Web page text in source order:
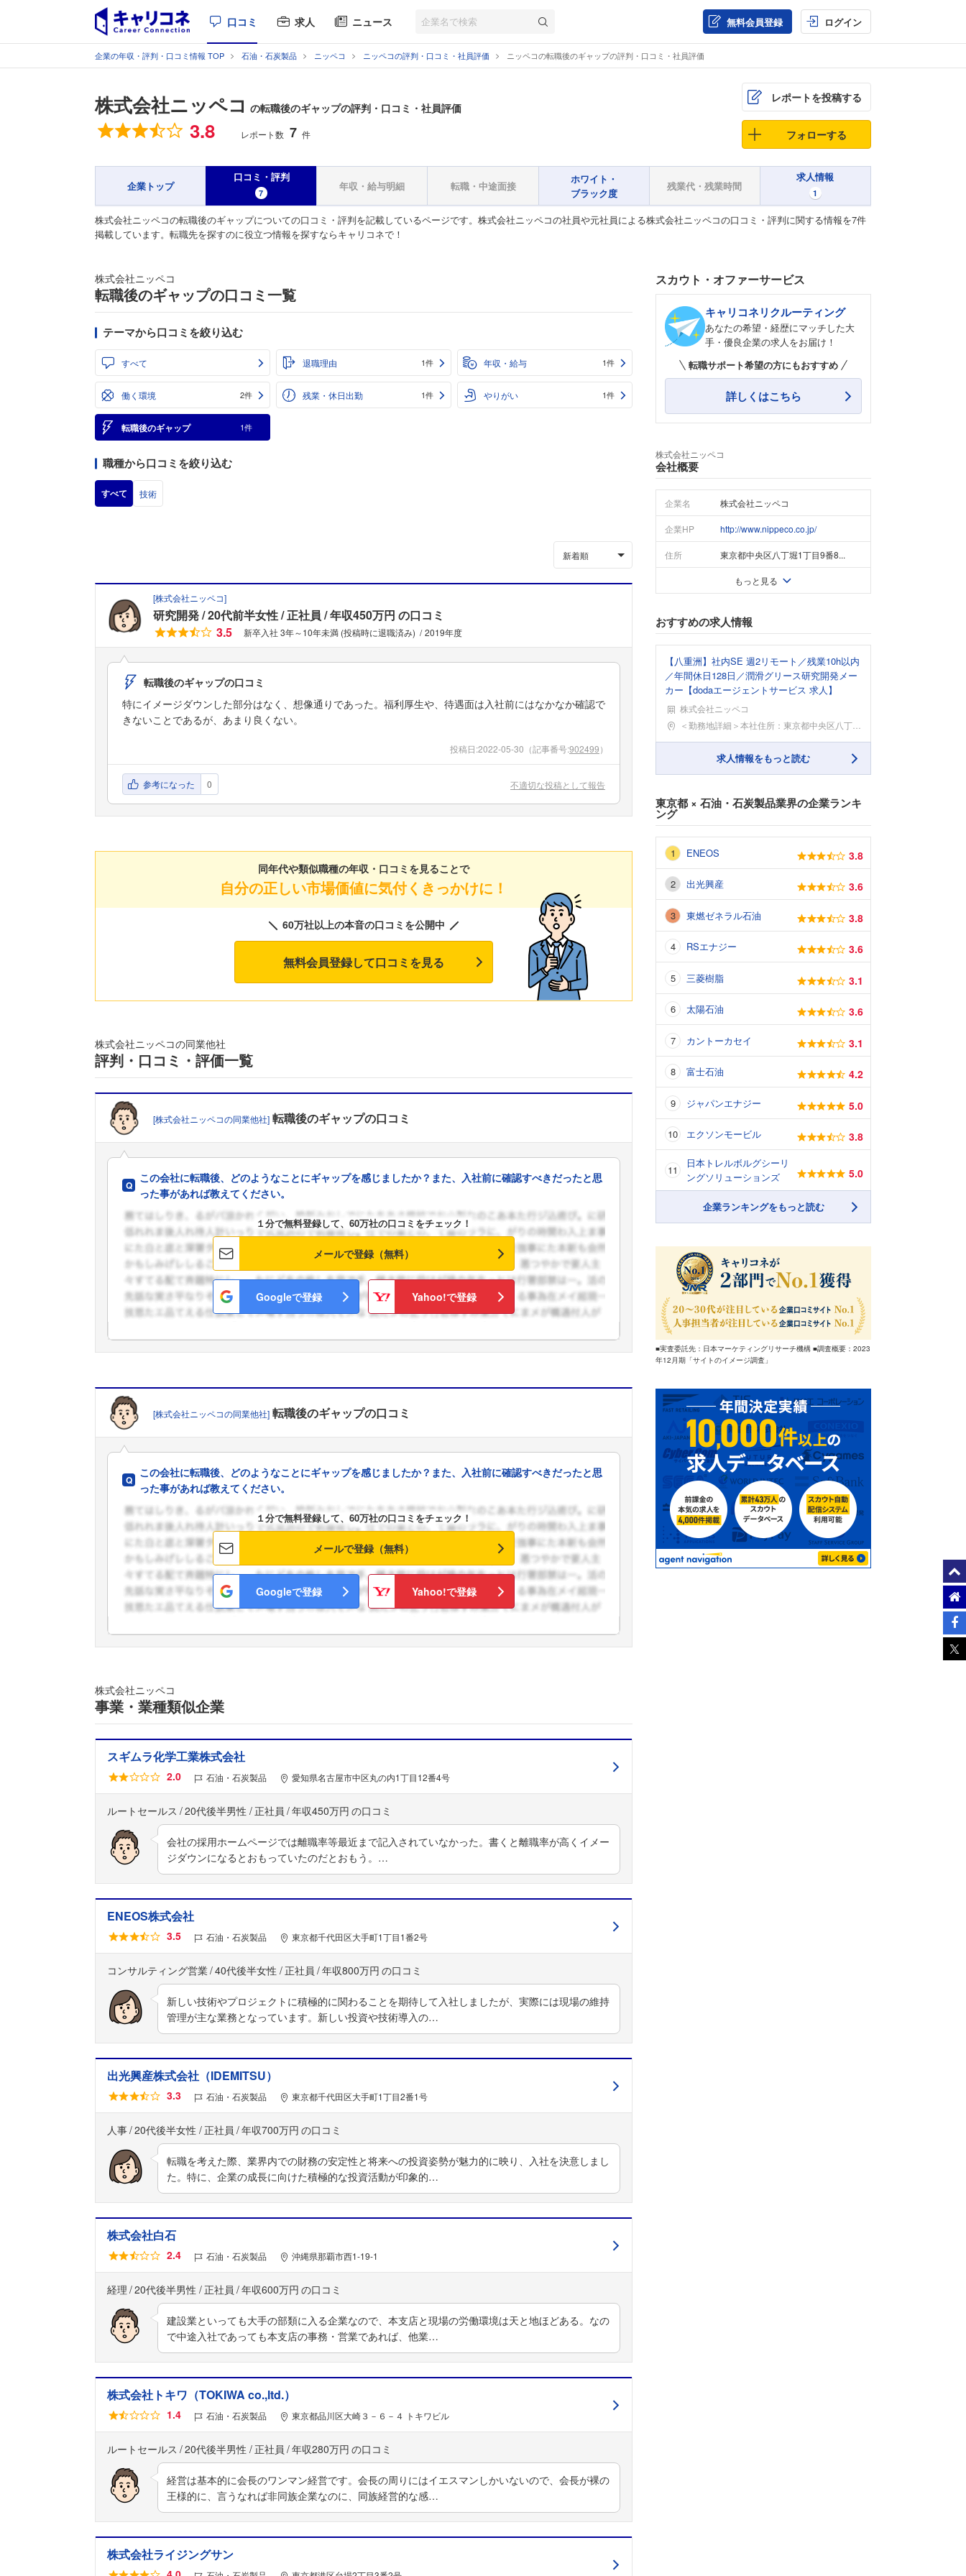
口コミ 求人 ニュース 無料会員登録 ログイン
企業の年収・評判・口コミ情報 TOP 石油・石炭製品 ニッペコ ニッペコの評判・口コミ・社員評価 ニッペコの転職後のギャップの評判・口コミ・社員評価
株式会社ニッペコ の転職後のギャップの評判・口コミ・社員評価
総合評価
3.8 レポート数 7 件
レポートを投稿する
フォローする
企業トップ
口コミ・評判
7
年収・給与明細 転職・中途面接
ホワイト・
ブラック度
残業代・残業時間
求人情報
1
株式会社ニッペコの転職後のギャップについての口コミ・評判を記載しているページです。株式会社ニッペコの社員や元社員による株式会社ニッペコの口コミ・評判に関する情報を7件
掲載しています。転職先を探すのに役立つ情報を探すならキャリコネで！
フォローしました
株式会社ニッペコ
転職後のギャップの口コミ一覧
テーマから口コミを絞り込む
すべて 退職理由 1件 年収・給与 1件
働く環境 2件 残業・休日出勤 1件 やりがい 1件
転職後のギャップ 1件
職種から口コミを絞り込む
すべて 技術
新着順
[株式会社ニッペコ]
研究開発 20代前半女性 正社員 年収450万円 の口コミ
3.5
新卒入社 3年～10年未満 (投稿時に退職済み) 2019年度
転職後のギャップの口コミ
特にイメージダウンした部分はなく、想像通りであった。福利厚生や、待遇面は入社前にはなかなか確認で
きないことであるが、あまり良くない。
投稿日:2022-05-30 （記事番号:902499）
参考になった 0 不適切な投稿として報告
同年代や類似職種の年収・口コミを見ることで
自分の正しい市場価値に気付くきっかけに！
60万社以上の本音の口コミを公開中
無料会員登録して口コミを見る
株式会社ニッペコの同業他社
評判・口コミ・評価一覧
[株式会社ニッペコの同業他社] 転職後のギャップの口コミ
この会社に転職後、どのようなことにギャップを感じましたか？また、入社前に確認すべきだったと思
った事があれば教えてください。
１分で無料登録して、60万社の口コミをチェック！
メールで登録（無料）
Googleで登録 Yahoo!で登録
[株式会社ニッペコの同業他社] 転職後のギャップの口コミ
この会社に転職後、どのようなことにギャップを感じましたか？また、入社前に確認すべきだったと思
った事があれば教えてください。
１分で無料登録して、60万社の口コミをチェック！
メールで登録（無料）
Googleで登録 Yahoo!で登録
株式会社ニッペコ
事業・業種類似企業
スギムラ化学工業株式会社
2.0 石油・石炭製品 愛知県名古屋市中区丸の内1丁目12番4号
ルートセールス 20代後半男性 正社員 年収450万円
会社の採用ホームページでは離職率等最近まで記入されていなかった。書くと離職率が高くイメー
ジダウンになるとおもっていたのだとおもう。…
ENEOS株式会社
3.5 石油・石炭製品 東京都千代田区大手町1丁目1番2号
コンサルティング営業 40代後半女性 正社員 年収800万円
新しい技術やプロジェクトに積極的に関わることを期待して入社しましたが、実際には現場の維持
管理が主な業務となっています。新しい投資や技術導入の…
出光興産株式会社（IDEMITSU）
3.3 石油・石炭製品 東京都千代田区大手町1丁目2番1号
人事 20代後半女性 正社員 年収700万円
転職を考えた際、業界内での財務の安定性と将来への投資姿勢が魅力的に映り、入社を決意しまし
た。特に、企業の成長に向けた積極的な投資活動が印象的…
株式会社白石
2.4 石油・石炭製品 沖縄県那覇市西1-19-1
経理 20代後半男性 正社員 年収600万円
建設業といっても大手の部類に入る企業なので、本支店と現場の労働環境は天と地ほどある。なの
で中途入社であっても本支店の事務・営業であれば、他業…
株式会社トキワ（TOKIWA co.,ltd.）
1.4 石油・石炭製品 東京都品川区大崎３－６－４ トキワビル
ルートセールス 20代後半男性 正社員 年収280万円
経営は基本的に会長のワンマン経営です。会長の周りにはイエスマンしかいないので、会長が裸の
王様的に、言うなれば非同族企業なのに、同族経営的な感…
株式会社ライジングサン
スカウト・オファーサービス
キャリコネリクルーティング
あなたの希望・経歴にマッチした大
手・優良企業の求人をお届け！
転職サポート希望の方にもおすすめ
詳しくはこちら
株式会社ニッペコ
会社概要
企業名 株式会社ニッペコ
企業HP http://www.nippeco.co.jp/
住所 東京都中央区八丁堀1丁目9番8...
もっと見る
おすすめの求人情報
【八重洲】社内SE 週2リモート／残業10h以内
／年間休日128日／潤滑グリース研究開発メー
カー【dodaエージェントサービス 求人】
株式会社ニッペコ
勤務地＜勤務地詳細＞本社住所：東京都中央区八丁堀1-9-
求人情報をもっと読む
東京都 × 石油・石炭製品業界の企業ランキ
ング
ENEOS 3.8
出光興産 3.6
東燃ゼネラル石油 3.8
RSエナジー 3.6
三菱樹脂 3.1
太陽石油 3.6
カントーカセイ 3.1
富士石油 4.2
ジャパンエナジー 5.0
エクソンモービル 3.8
日本トレルボルグシーリ
ングソリューションズ
5.0
企業ランキングをもっと読む
■実査委託先：日本マーケティングリサーチ機構 ■調査概要：2023
年12月期「サイトのイメージ調査」